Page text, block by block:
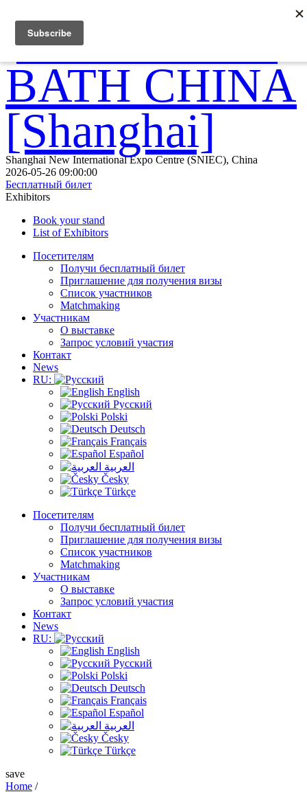
Shanghai New International Expo Centre (SNIEC), China
2026-05-26 09:00:00
Бесплатный билет
Exhibitors
Book your stand
List of Exhibitors
Посетителям
Получи бесплатный билет
Приглашение для получения визы
Список участников
Matchmaking
Участникам
О выставке
Запрос условий участия
Контакт
News
RU:
English
Русский
Polski
Deutsch
Français
Español
العربية
Česky
Türkçe
Посетителям
Получи бесплатный билет
Приглашение для получения визы
Список участников
Matchmaking
Участникам
О выставке
Запрос условий участия
Контакт
News
RU:
English
Русский
Polski
Deutsch
Français
Español
العربية
Česky
Türkçe
save
Home /